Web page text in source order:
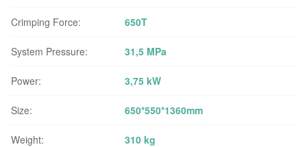
Crimping Force: 650T
System Pressure: 31,5 MPa
Power: 3,75 kW
Size: 650*550*1360mm
Weight: 310 kg